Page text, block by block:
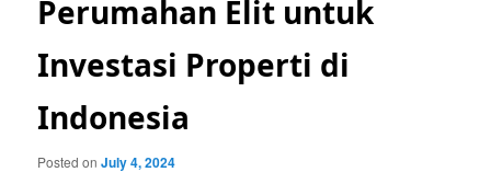
Perumahan Elit untuk
Investasi Properti di
Indonesia
Posted onJuly 4, 2024